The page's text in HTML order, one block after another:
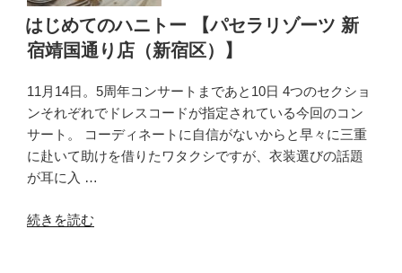
の
あ
（港
区）】”
の
イ
ト」
参
記
Act1「始
ま
り
は
タ
はじめてのハニトー 【パセラリゾーツ 新
宿靖国通り店（新宿区）】
11月14日。5周年コンサートまであと10日 4つのセクショ
ンそれぞれでドレスコードが指定されている今回のコン
サート。 コーディネートに自信がないからと早々に三重
に赴いて助けを借りたワタクシですが、衣装選びの話題
が耳に入 …
“は
続きを読む